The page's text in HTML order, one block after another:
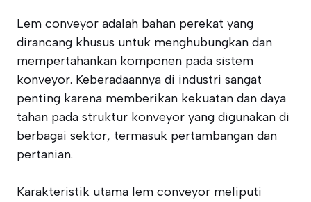
Lem conveyor adalah bahan perekat yang
dirancang khusus untuk menghubungkan dan
mempertahankan komponen pada sistem
konveyor. Keberadaannya di industri sangat
penting karena memberikan kekuatan dan daya
tahan pada struktur konveyor yang digunakan di
berbagai sektor, termasuk pertambangan dan
pertanian.
Karakteristik utama lem conveyor meliputi